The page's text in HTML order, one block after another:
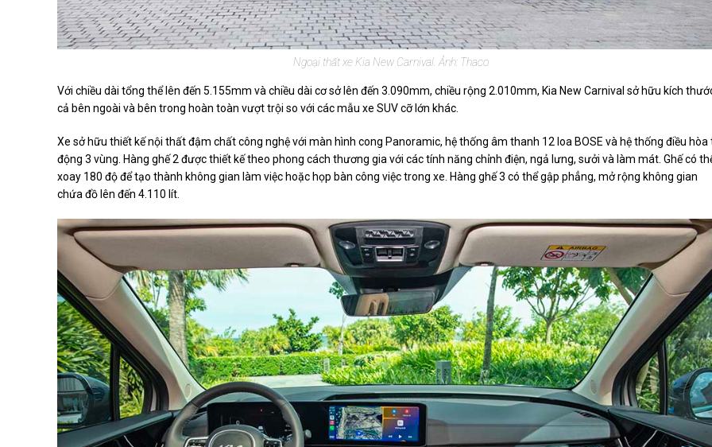
Ngoại thất xe Kia New Carnival. Ảnh: Thaco
Với chiều dài tổng thể lên đến 5.155mm và chiều dài cơ sở lên đến 3.090mm, chiều rộng 2.010mm, Kia New Carnival sở hữu kích
cả bên ngoài và bên trong hoàn toàn vượt trội so với các mẫu xe SUV cỡ lớn khác.
Xe sở hữu thiết kế nội thất đậm chất công nghệ với màn hình cong Panoramic, hệ thống âm thanh 12 loa BOSE và hệ thống điều hòa
động 3 vùng. Hàng ghế 2 được thiết kế theo phong cách thương gia với các tính năng chỉnh điện, ngả lưng, sưởi và làm mát. Ghế có
xoay 180 độ để tạo thành không gian làm việc hoặc họp bàn công việc trong xe. Hàng ghế 3 có thể gập phẳng, mở rộng không gian
chứa đồ lên đến 4.110 lít.